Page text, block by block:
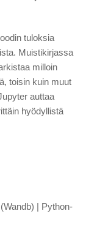
tuloksia
Muistikirjassa
milloin
toisin kuin muut
auttaa
hyödyllistä
| Python-